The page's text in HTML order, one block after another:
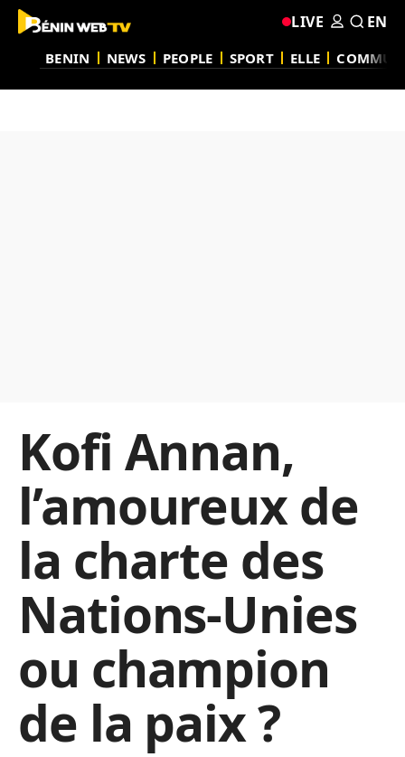
BENIN NEWS PEOPLE SPORT ELLE
LIVE EN
Kofi Annan,
l’amoureux de
la charte des
Nations-Unies
ou champion
de la paix ?